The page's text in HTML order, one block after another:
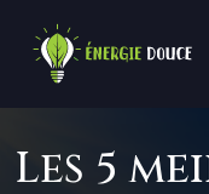
Les 5